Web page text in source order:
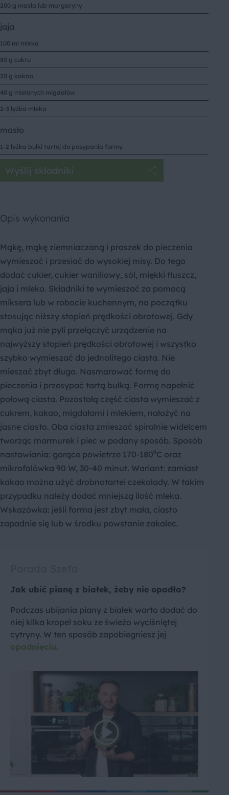
200 g masła lub margaryny
jaja
100 ml mleka
80 g cukru
20 g kakao
40 g mielonych migdałów
2-3 łyżka mleka
masło
1-2 łyżka bułki tartej do posypania formy
Wyślij składniki
Opis wykonania
Mąkę, mąkę ziemniaczaną i proszek do pieczenia
wymieszać i przesiać do wysokiej misy. Do tego
dodać cukier, cukier waniliowy, sól, miękki tłuszcz,
jaja i mleko. Składniki te wymieszać za pomocą
miksera lub w robocie kuchennym, na początku
stosując niższy stopień prędkości obrotowej. Gdy
mąka już nie pyli przełączyć urządzenie na
najwyższy stopień prędkości obrotowej i wszystko
szybko wymieszać do jednolitego ciasta. Nie
mieszać zbyt długo. Nasmarować formę do
pieczenia i przesypać tartą bułką. Formę napełnić
połową ciasta. Pozostałą część ciasta wymieszać z
cukrem, kakao, migdałami i mlekiem, nałożyć na
jasne ciasto. Oba ciasta zmieszać spiralnie widelcem
tworząc marmurek i piec w podany sposób. Sposób
nastawiania: gorące powietrze 170-180⁰C oraz
mikrofalówka 90 W, 30-40 minut. Wariant: zamiast
kakao można użyć drobnotartei czekolady. W takim
przypadku należy dodać mniejszą ilość mleka.
Wskazówka: jeśli forma jest zbyt mała, ciasto
zapadnie się lub w środku powstanie zakalec.
Jak ubić pianę z białek, żeby nie opadła?
Podczas ubijania piany z białek warto dodać do
niej kilka kropel soku ze świeżo wyciśniętej
cytryny. W ten sposób zapobiegniesz jej
opadnięciu.